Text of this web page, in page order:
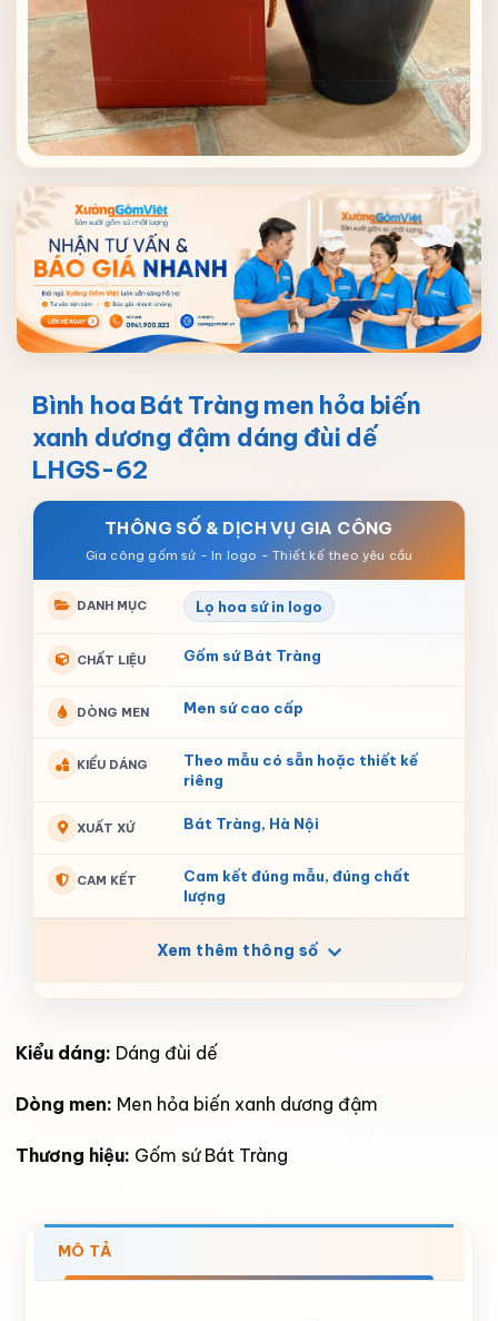
Bình hoa Bát Tràng men hỏa biến
xanh dương đậm dáng đùi dế
LHGS-62
THÔNG SỐ & DỊCH VỤ GIA CÔNG
DANH MỤC Lọ hoa sứ in logo
CHẤT LIỆU Gốm sứ Bát Tràng
DÒNG MEN Men sứ cao cấp
KIỂU DÁNG
Theo mẫu có sẵn hoặc thiết kế
riêng
XUẤT XỨ Bát Tràng, Hà Nội
CAM KẾT
Cam kết đúng mẫu, đúng chất
lượng
Xem thêm thông số
Kiểu dáng: Dáng đùi dế
Dòng men: Men hỏa biến xanh dương đậm
Thương hiệu: Gốm sứ Bát Tràng
MÔ TẢ